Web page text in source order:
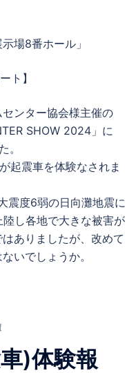
場8番ホール」
ト】
ンター協会様主催の
SHOW 2024」に
。
起震車を体験なされま
震度6弱の日向灘地震に
し各地で大きな被害が
ありましたが、改めて
いでしょうか。
)体験報